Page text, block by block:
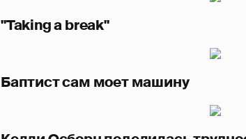
"Taking a break"
Баптист сам моет машину